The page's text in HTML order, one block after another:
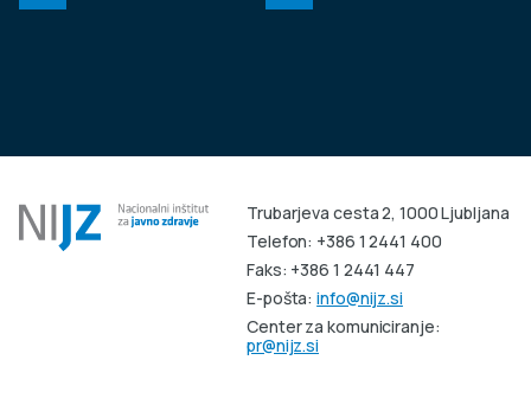
Trubarjeva cesta 2, 1000 Ljubljana
Telefon: +386 1 2441 400
Faks: +386 1 2441 447
E-pošta:info@nijz.si
Center za komuniciranje:
pr@nijz.si